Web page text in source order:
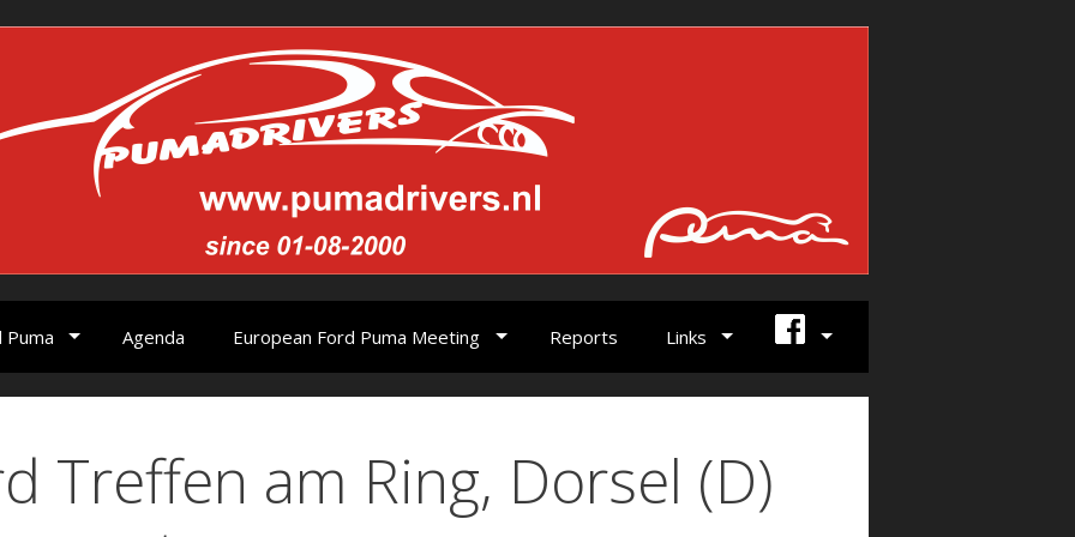
Puma Agenda European Ford Puma Meeting Reports Links
Treffen am Ring, Dorsel (D)